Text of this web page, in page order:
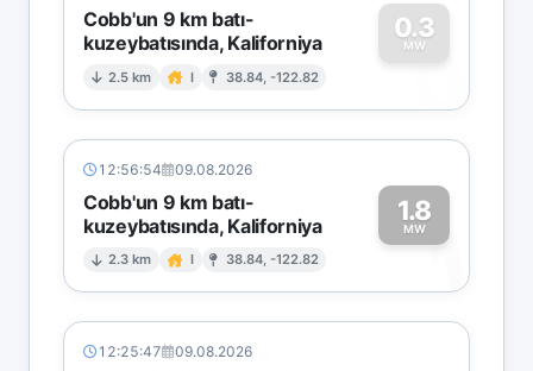
Cobb'un 9 km batı-
kuzeybatısında, Kaliforniya
2.5 km I 38.84, -122.82
0.3
MW
0
12:56:54 09.08.2026
Cobb'un 9 km batı-
kuzeybatısında, Kaliforniya
2.3 km I 38.84, -122.82
1.8
MW1
12:25:47 09.08.2026